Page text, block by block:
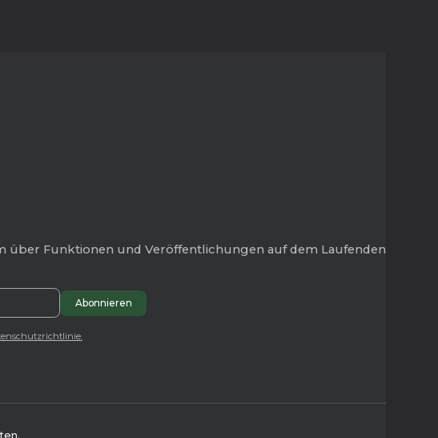
über Funktionen und Veröffentlichungen auf dem Laufenden